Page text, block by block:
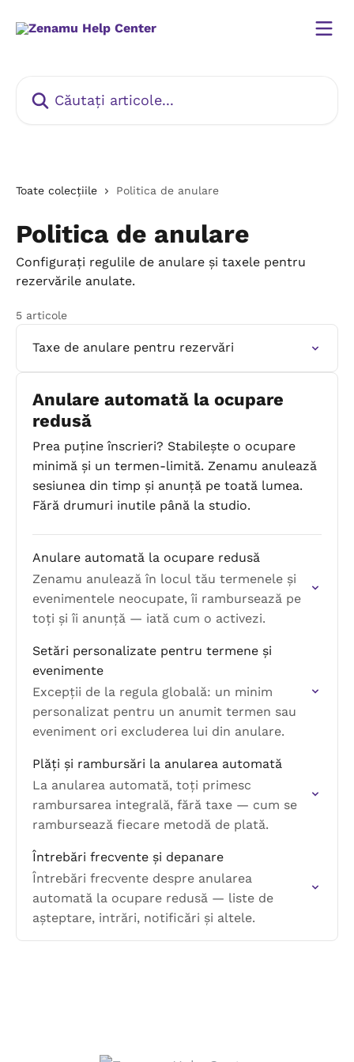
Toate colecțiile Politica de anulare
Politica de anulare
Configurați regulile de anulare și taxele pentru
rezervările anulate.
5 articole
Taxe de anulare pentru rezervări
Anulare automată la ocupare
redusă
Prea puține înscrieri? Stabilește o ocupare
minimă și un termen-limită. Zenamu anulează
sesiunea din timp și anunță pe toată lumea.
Fără drumuri inutile până la studio.
Anulare automată la ocupare redusă
Zenamu anulează în locul tău termenele și
evenimentele neocupate, îi rambursează pe
toți și îi anunță — iată cum o activezi.
Setări personalizate pentru termene și
evenimente
Excepții de la regula globală: un minim
personalizat pentru un anumit termen sau
eveniment ori excluderea lui din anulare.
Plăți și rambursări la anularea automată
La anularea automată, toți primesc
rambursarea integrală, fără taxe — cum se
rambursează fiecare metodă de plată.
Întrebări frecvente și depanare
Întrebări frecvente despre anularea
automată la ocupare redusă — liste de
așteptare, intrări, notificări și altele.